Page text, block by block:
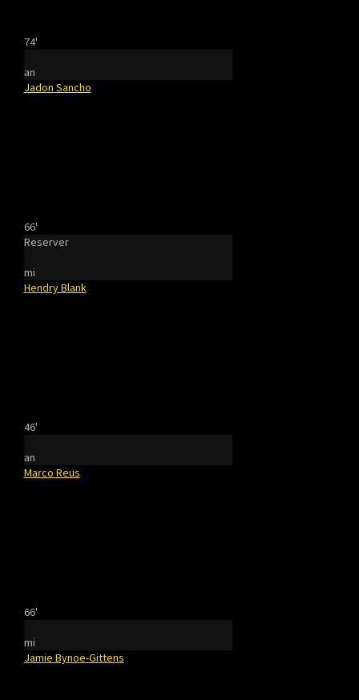
74'
an
Jadon Sancho
66'
Reserver
mi
Hendry Blank
46'
an
Marco Reus
66'
mi
Jamie Bynoe-Gittens